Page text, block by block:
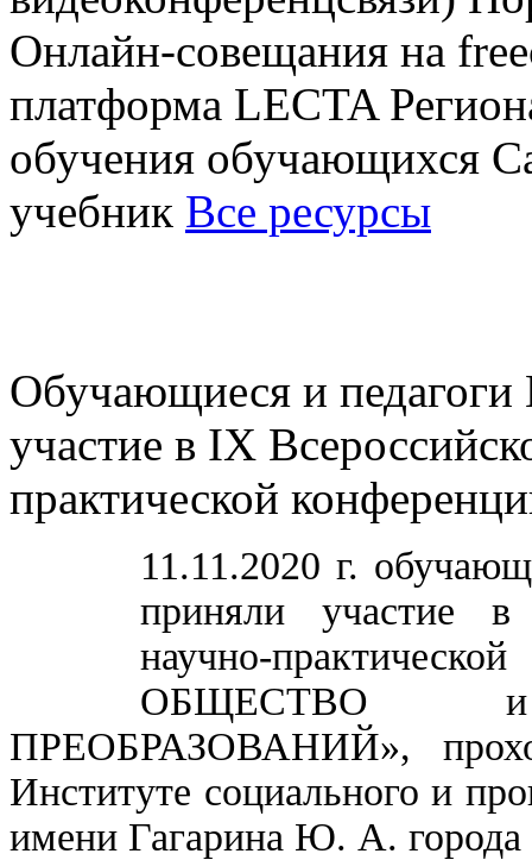
Онлайн-совещания на
платформа LECTA
обучения обучающихся
учебник Все ресурсы
Обучающиеся и
участие в IX
практической
11.11.2020 г.
приняли участие в
научно-
ОБЩЕСТВО
ПРЕОБРАЗОВАНИЙ»,
Институте социального и
имени Гагарина Ю. А. города